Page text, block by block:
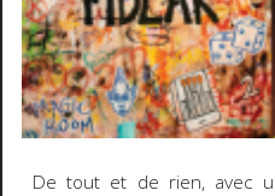
De tout et de rien, avec